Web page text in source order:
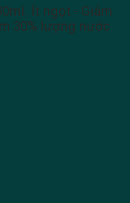
Ít ngọt - Giảm
30% lượng nước